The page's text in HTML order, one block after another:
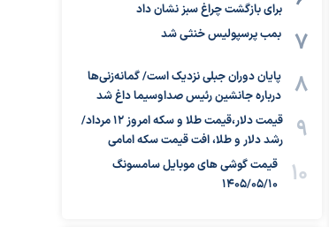
برای بازگشت چراغ سبز نشان داد
بمب پرسپولیس خنثی شد
پایان دوران جبلی نزدیک است/ گمانه‌زنی‌ها
درباره جانشین رئیس صداوسیما داغ شد
قیمت دلار،قیمت طلا و سکه امروز ۱۲ مرداد/
رشد دلار و طلا، افت قیمت سکه امامی
قیمت گوشی های موبایل سامسونگ
1405/05/10